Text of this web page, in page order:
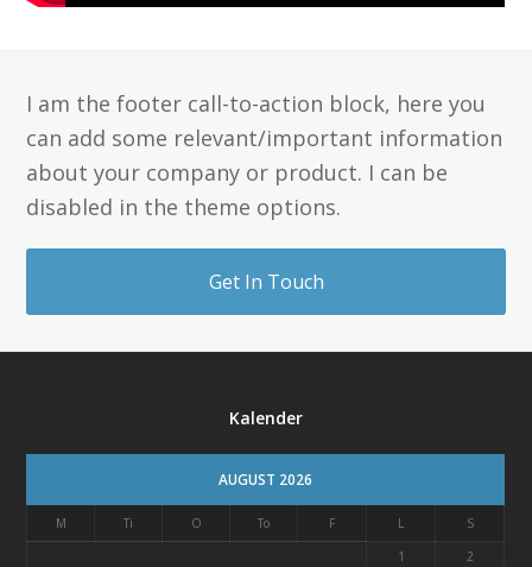
I am the footer call-to-action block, here you
can add some relevant/important information
about your company or product. I can be
disabled in the theme options.
Get In Touch
Kalender
AUGUST 2026
M Ti O To F L
S
1
2